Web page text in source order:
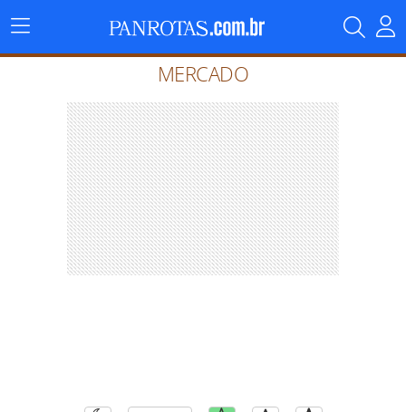
Menu
Principal
MERCADO